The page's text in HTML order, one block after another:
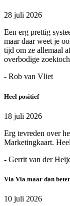
28 juli 2026
Een erg prettig
maar daar weet je
tijd om ze allemaal
overbodige
- Rob van Vliet
Heel positief
18 juli 2026
Erg tevreden over
Marketingkaart.
- Gerrit van der
Via Via maar dan beter
10 juli 2026